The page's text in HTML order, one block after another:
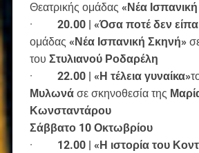
Θεατρικής ομάδας «Νέα
· 20.00 | «Όσα ποτέ δεν
ομάδας «Νέα Ισπανική Σκηνή»
του Στυλιανού Ροδαρέλη
· 22.00 | «Η τέλεια γυναίκα»
Μυλωνάσε σκηνοθεσία της
Κωνσταντάρου
Σάββατο 10 Οκτωβρίου
· 12.00 | «Η ιστορία του